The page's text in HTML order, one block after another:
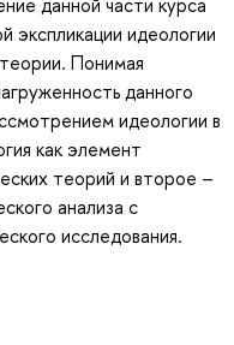
экспликации идеологии
Понимая
данного
идеологии в
как элемент
теорий и второе –
анализа с
исследования.